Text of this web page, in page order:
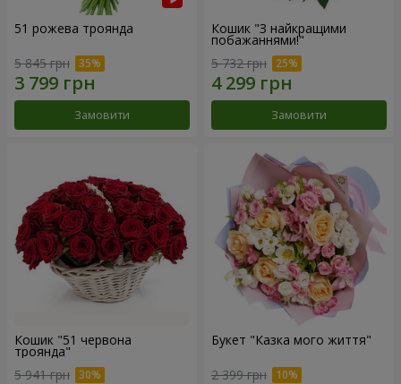
51 рожева троянда
5 845 грн
Замовити
Кошик "З найкращими
побажаннями!"
5 732 грн
Замовити
Кошик "51 червона
троянда"
5 941 грн
Букет "Казка мого життя"
2 399 грн